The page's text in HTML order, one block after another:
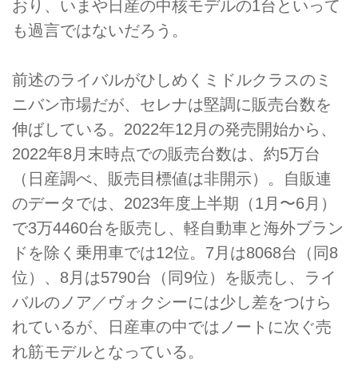
おり、いまや日産の中核モデルの1台といって
も過言ではないだろう。
前述のライバルがひしめくミドルクラスのミ
ニバン市場だが、セレナは堅調に販売台数を
伸ばしている。2022年12月の発売開始から、
2022年8月末時点での販売台数は、約5万台
（日産調べ、販売目標値は非開示）。自販連
のデータでは、2023年度上半期（1月〜6月）
で3万4460台を販売し、軽自動車と海外ブラン
ドを除く乗用車では12位。7月は8068台（同8
位）、8月は5790台（同9位）を販売し、ライ
バルのノア／ヴォクシーには少し差をつけら
れているが、日産車の中ではノートに次ぐ売
れ筋モデルとなっている。